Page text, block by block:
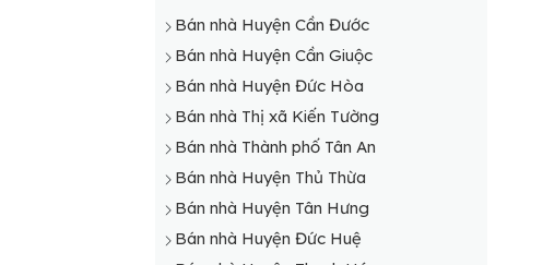
Bán nhà Huyện Cần Đước
Bán nhà Huyện Cần Giuộc
Bán nhà Huyện Đức Hòa
Bán nhà Thị xã Kiến Tường
Bán nhà Thành phố Tân An
Bán nhà Huyện Thủ Thừa
Bán nhà Huyện Tân Hưng
Bán nhà Huyện Đức Huệ